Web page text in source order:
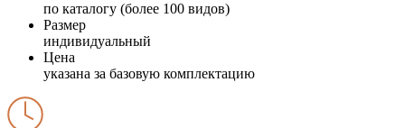
по каталогу (более 100 видов)
Размер
индивидуальный
Цена
указана за базовую комплектацию